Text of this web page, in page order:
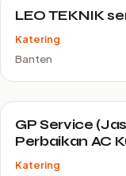
LEO TEKNIK
Katering
Banten
GP Service
Perbaikan AC
Katering